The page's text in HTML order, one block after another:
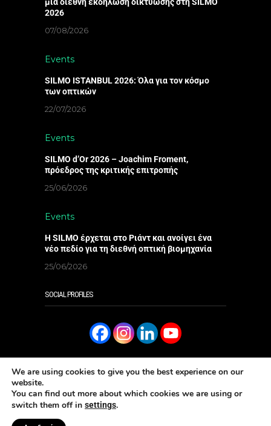
2026
07/08/2026
Events
SILMO ISTANBUL 2026: Όλα για τον κόσμο
των οπτικών
22/07/2026
Events
SILMO d’Or 2026 – Joachim Froment,
πρόεδρος της κριτικής επιτροπής
25/06/2026
Events
Η SILMO έρχεται στο Ριάντ και ανοίγει ένα
νέο πεδίο για τη διεθνή οπτική βιομηχανία
25/06/2026
SOCIAL PROFILES
SUBSCRIBE ΔΙΑΒΑΣΤΕ ΤΟ ONLINE
Aρ. ΓΕΜΗ: 006096301000 - Copyright 2023 Eye Magazine
We are using cookies to give you the best experience on our
website.
You can find out more about which cookies we are using or
switch them off in settings.